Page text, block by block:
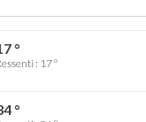
°
: 17 °
°